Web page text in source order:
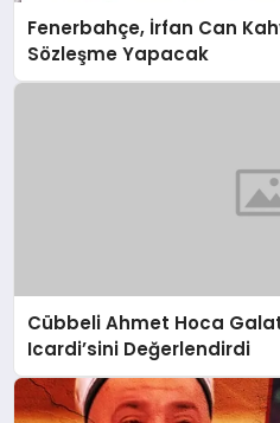
Fenerbahçe, İrfan Can
Sözleşme Yapacak
Cübbeli Ahmet Hoca
Icardi’sini Değerlendirdi